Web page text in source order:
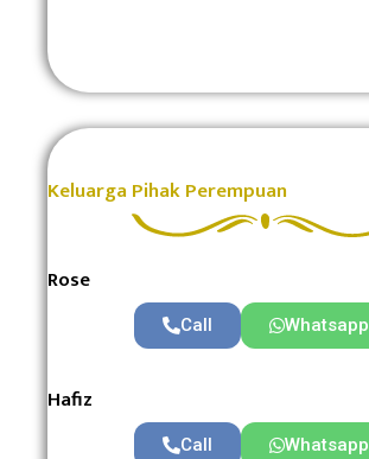
Keluarga Pihak Perempuan
Rose
Call Whatsapp
Hafiz
Call Whatsapp